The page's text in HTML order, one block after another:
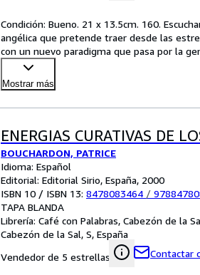
Condición: Bueno. 21 x 13.5cm. 160.
angélica que pretende traer desde las
con un nuevo paradigma que pasa por la
Mostrar más
ENERGIAS CURATIVAS DE
BOUCHARDON, PATRICE
Idioma: Español
Editorial: Editorial Sirio, España, 2000
ISBN 10 / ISBN 13: 8478083464 /
TAPA BLANDA
Librería: Café con Palabras, Cabezón de la
Cabezón de la Sal, S, España
Vendedor de 5 estrellas
Contactar